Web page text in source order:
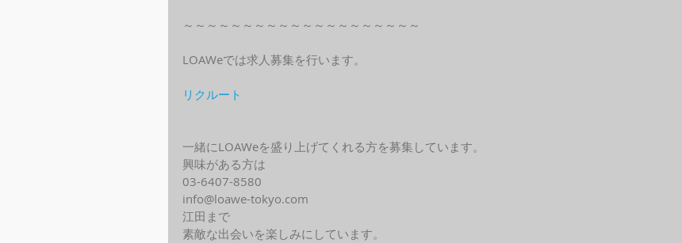
～～～～～～～～～～～～～～～～～～～～
LOAWeでは求人募集を行います。
リクルート
一緒にLOAWeを盛り上げてくれる方を募集しています。
興味がある方は
03-6407-8580
info@loawe-tokyo.com
江田まで
素敵な出会いを楽しみにしています。